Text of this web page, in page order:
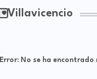
Villavicencio
Error:No se ha encontrado